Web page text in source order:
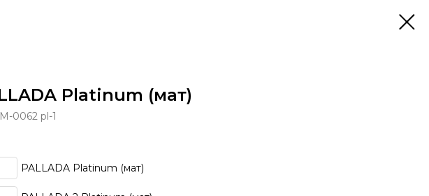
Platinum (мат)
M-0062 pl-1
PALLADA Platinum (мат)